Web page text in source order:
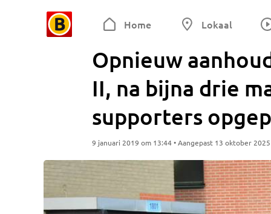
Home Lokaal
Opnieuw
II, na bijna drie
supporters
9 januari 2019 om 13:44 • Aangepast 13 oktober